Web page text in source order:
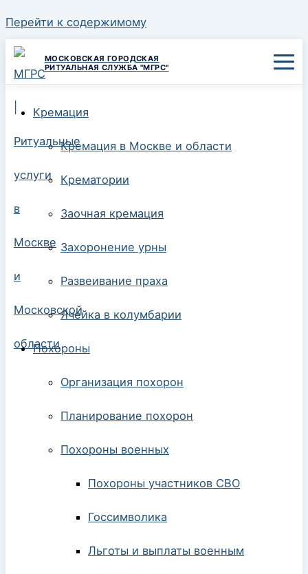
Перейти к содержимому
МОСКОВСКАЯ ГОРОДСКАЯ
РИТУАЛЬНАЯ СЛУЖБА "МГРС"
Кремация
Кремация в Москве и области
Крематории
Заочная кремация
Захоронение урны
Развеивание праха
Ячейка в колумбарии
Похороны
Организация похорон
Планирование похорон
Похороны военных
Похороны участников СВО
Госсимволика
Льготы и выплаты военным